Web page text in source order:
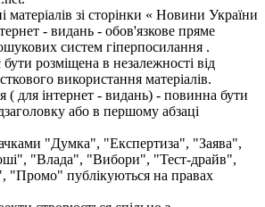
матеріалів зі сторінки « Новини України
- видань - обов'язкове пряме
систем гіперпосилання .
розміщена в незалежності від
використання матеріалів.
( для інтернет - видань) - повинна бути
або в першому абзаці
"Думка", "Експертиза", "Заява",
"Влада", "Вибори", "Тест-драйв",
"Промо" публікуються на правах